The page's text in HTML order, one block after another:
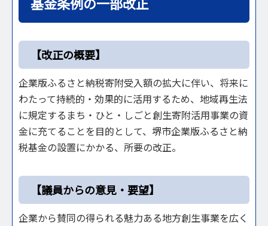
【改正の概要】
企業版ふるさと納税寄附受入額の拡大に伴い、将来に
わたって持続的・効果的に活用するため、地域再生法
に規定するまち・ひと・しごと創生寄附活用事業の資
金に充てることを目的として、堺市企業版ふるさと納
税基金の設置にかかる、所要の改正。
【議員からの意見・要望】
企業から賛同の得られる魅力ある地方創生事業を広く